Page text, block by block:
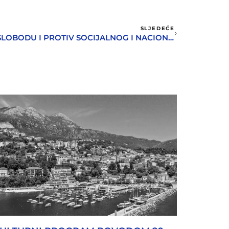
SLJEDEĆE
STO GODINA OD BUNTA ZA SLOBODU I PROTIV SOCIJALNOG I NACIONALNOG UGNJETAVANJA